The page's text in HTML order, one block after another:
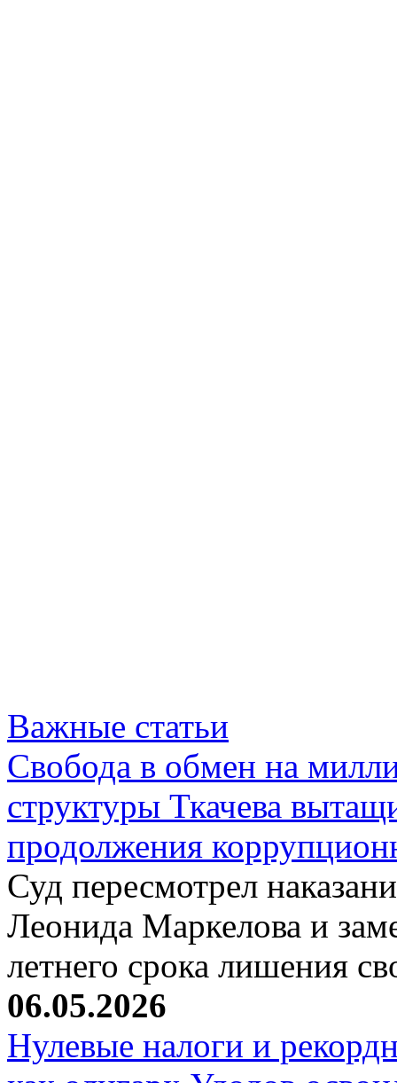
Важные статьи
Свобода в обмен на
структуры Ткачева
продолжения
Суд пересмотрел
Леонида Маркелова и
летнего срока лишения
06.05.2026
Нулевые налоги и